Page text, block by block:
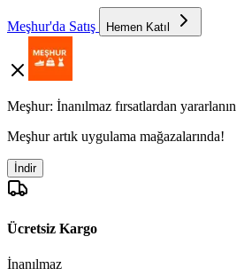
Meşhur'da Satış Hemen Katıl
Meşhur: İnanılmaz fırsatlardan yararlanın
Meşhur artık uygulama mağazalarında!
İndir
Ücretsiz Kargo
İnanılmaz